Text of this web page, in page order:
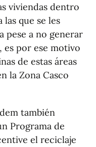
viviendas dentro
las que se les
pese a no generar
es por ese motivo
de estas áreas
la Zona Casco
también
Programa de
el reciclaje